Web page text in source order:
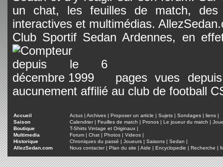
un chat, les feuilles de match, des
interactives et multimédias.
Club Sportif Sedan Ardennes, en
pages vues
aucunement affilié au club de football
Accueil Actus | Archives | Proposer un article | Sujets | Sondages | liens |
Saison
Calendrier| Feuilles de match | Pronos | Le joueur du match |
Boutique
T-Shirts Vintage et Originaux |
Multimedia
Forum | Chat | Photos | Videos |
Historique
Chroniques du passé | Joueurs | Saisons | Sedan |
AllezSedan.com
Nous contacter| Plan du site | Aide | Encyclopedie | Recherche |